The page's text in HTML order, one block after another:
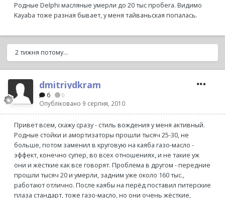
Родные Delphi масляные умерли до 20 тыс пробега. Видимо
Kayaba тоже разная бывает, у меня тайваньская попалась.
2 тижня потому...
dmitriydkram
6 0
Опубліковано 9 серпня, 2010
Привет всем, скажу сразу - стиль вождения у меня активный.
Родные стойки и амортизаторы прошли тысяч 25-30, не
больше, потом заменил в круговую на каяба газо-масло -
эффект, конечно супер, во всех отношениях, и не такие уж
они и жёсткие как все говорят. Проблема в другом - передние
прошли тысяч 20 и умерли, задним уже около 160 тыс.,
работают отлично. После каябы на перёд поставил питерские
плаза стандарт, тоже газо-масло, но они очень жёсткие,